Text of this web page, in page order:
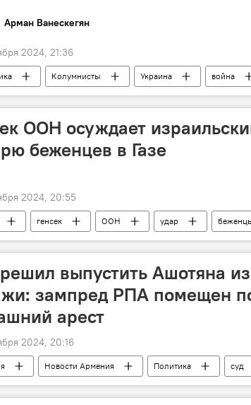
Арман Ванескегян
2024, 21:36
Колумнисты Украина война
ООН осуждает
беженцев в Газе
2024, 20:55
генсек ООН удар
выпустить Ашотяна
зампред РПА помещен
арест
2024, 20:16
Новости Армения Политика суд
арест